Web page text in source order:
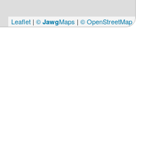
Leaflet | © JawgMaps | © OpenStreetMap